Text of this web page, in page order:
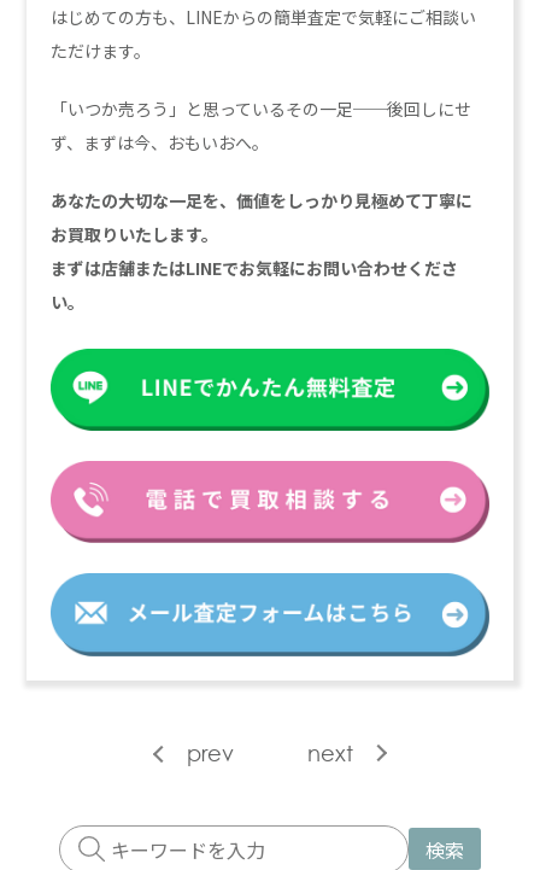
はじめての方も、LINEからの簡単査定で気軽にご相談い
ただけます。
「いつか売ろう」と思っているその一足──後回しにせ
ず、まずは今、おもいおへ。
あなたの大切な一足を、価値をしっかり見極めて丁寧に
お買取りいたします。
まずは店舗またはLINEでお気軽にお問い合わせくださ
い。
prev next
検索